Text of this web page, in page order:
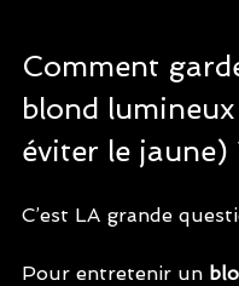
Comment
blond
éviter le jaune)
C’est LA grande
Pour entretenir un